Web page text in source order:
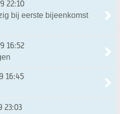
22:10
bij eerste bijeenkomst
16:52
16:45
23:03